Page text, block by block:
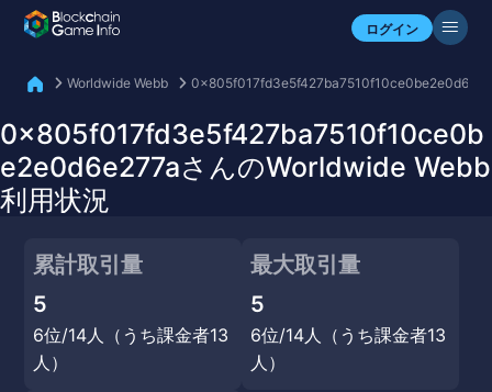
ログイン
自分のアセットを確認
Worldwide Webb
0x805f017fd3e5f427ba7510f10ce0b
e2e0d6e277aさんのWorldwide Webb
利用状況
累計取引量
5
6位/14人（うち課金者13
人）
最大取引量
5
6位/14人（うち課金者13
人）